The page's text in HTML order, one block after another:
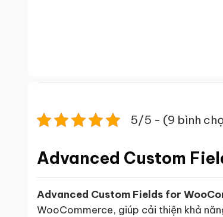
5/5 - (9 bình
Advanced Custom
Advanced Custom Fields for
WooCommerce, giúp cải thiện khả